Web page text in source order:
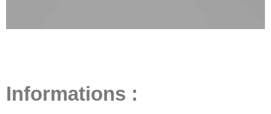
Informations :